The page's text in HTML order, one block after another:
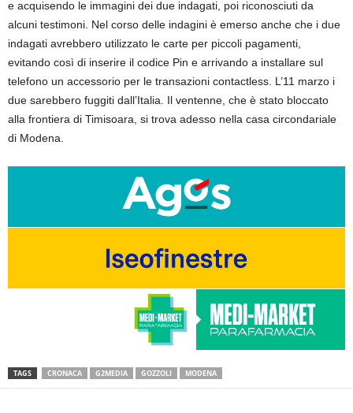
e acquisendo le immagini dei due indagati, poi riconosciuti da
alcuni testimoni. Nel corso delle indagini è emerso anche che i due
indagati avrebbero utilizzato le carte per piccoli pagamenti,
evitando così di inserire il codice Pin e arrivando a installare sul
telefono un accessorio per le transazioni contactless. L’11 marzo i
due sarebbero fuggiti dall’Italia. Il ventenne, che è stato bloccato
alla frontiera di Timisoara, si trova adesso nella casa circondariale
di Modena.
TAGS CRONACA G2MEDIA GOZZOLI MODENA